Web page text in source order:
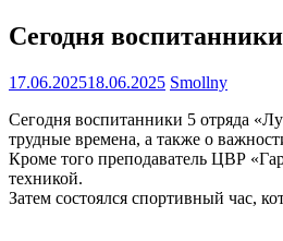
Сегодня
17.06.202518.06.2025 Smollny
Сегодня воспитанники 5 отряда
трудные времена, а также о
Кроме того преподаватель ЦВР
техникой.
Затем состоялся спортивный час,